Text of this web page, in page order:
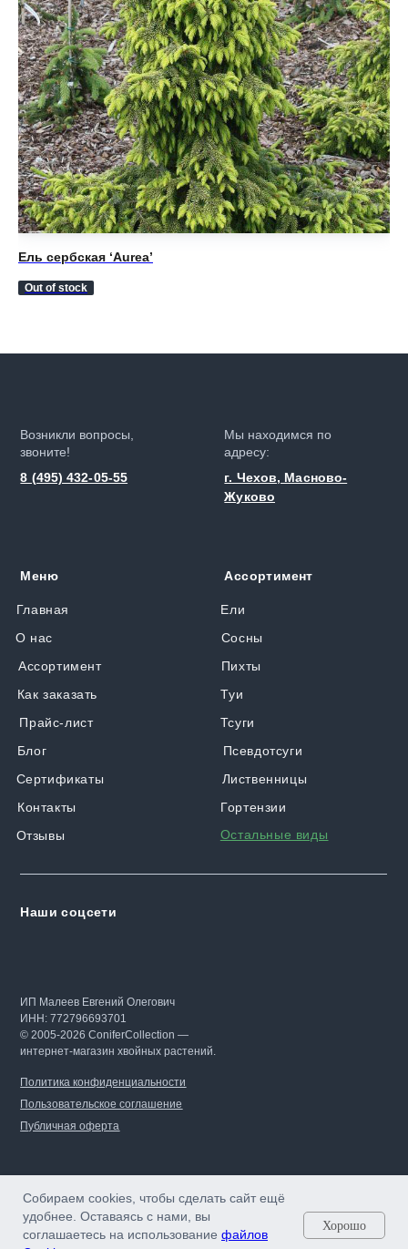
Ель сербская ‘Aurea’
Out of stock
Собираем cookies, чтобы сделать сайт ещё
удобнее. Оставаясь с нами, вы
соглашаетесь на использование файлов
Хорошо
Возникли вопросы,
звоните!
8 (495) 432-05-55
Мы находимся по
адресу:
г. Чехов, Масново-
Жуково
Главная
Меню
О нас
Ассортимент
Как заказать
Прайс-лист
Отзывы
Контакты
Ели
Ассортимент
Сосны
Пихты
Туи
Тсуги
Псевдотсуги
Лиственницы
Гортензии
Наши соцсети
ИП Малеев Евгений Олегович
ИНН: 772796693701
© 2005-2026 ConiferCollection —
интернет-магазин хвойных растений.
Политика конфиденциальности
Пользовательское соглашение
Остальные виды
Блог
Сертификаты
Публичная оферта